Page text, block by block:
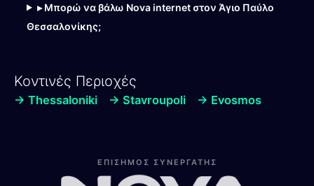
▸ Μπορώ να βάλω Nova internet στον Άγιο Παύλο
Θεσσαλονίκης;
Κοντινές Περιοχές
→ Thessaloniki → Stavroupoli → Evosmos
ΕΠΙΣΗΜΟΣ ΣΥΝΕΡΓΑΤΗΣ